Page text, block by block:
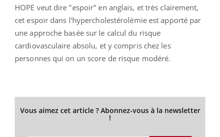
HOPE veut dire "espoir" en anglais, et très clairement,
cet espoir dans l'hypercholestérolémie est apporté par
une approche basée sur le calcul du risque
cardiovasculaire absolu, et y compris chez les
personnes qui on un score de risque modéré.
Vous aimez cet article ? Abonnez-vous à la newsletter
!